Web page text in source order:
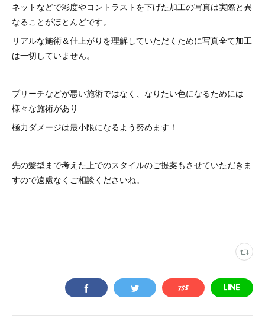
ネットなどで彩度やコントラストを下げた加工の写真は実際と異
なることがほとんどです。
リアルな施術＆仕上がりを理解していただくために写真全て加工
は一切していません。
ブリーチなどが悪い施術ではなく、なりたい色になるためには
様々な施術があり
極力ダメージは最小限になるよう努めます！
先の髪型まで考えた上でのスタイルのご提案もさせていただきま
すので遠慮なくご相談くださいね。